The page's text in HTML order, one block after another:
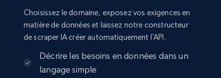
Choisissez le domaine, exposez vos exigences en
matière de données et laissez notre constructeur
de scraper IA créer automatiquement l’API.
Décrire les besoins en données dans un
langage simple